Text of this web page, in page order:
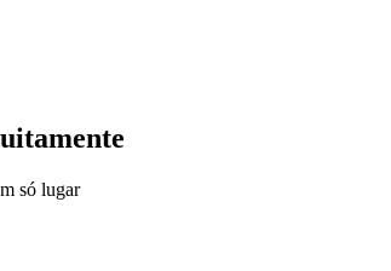
só lugar